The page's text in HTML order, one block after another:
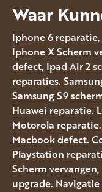
Waar
Iphone 6
Iphone X Scherm
defect, Ipad Air 2
reparaties.
Samsung S9
Huawei reparatie.
Motorola
Macbook defect.
Playstation
Scherm
upgrade.